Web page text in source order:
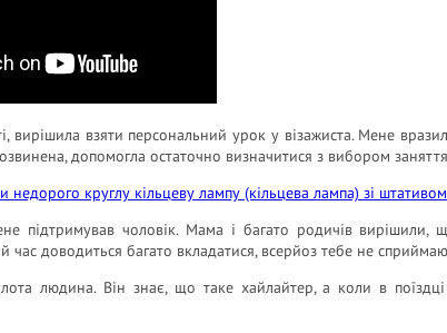
вирішила взяти персональний урок у візажиста. Мене
допомогла остаточно визначитися з вибором
підтримував чоловік. Мама і багато родичів
доводиться багато вкладатися, всерйоз тебе не
людина. Він знає, що таке хайлайтер, а коли в